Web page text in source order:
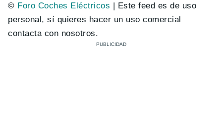
© Foro Coches Eléctricos | Este feed es de uso
personal, sí quieres hacer un uso comercial
contacta con nosotros.